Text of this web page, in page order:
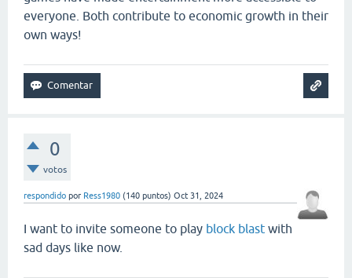
everyone. Both contribute to economic growth in their
own ways!
0
votos
respondido por Ress1980 (140 puntos) Oct 31, 2024
I want to invite someone to play block blast with
sad days like now.